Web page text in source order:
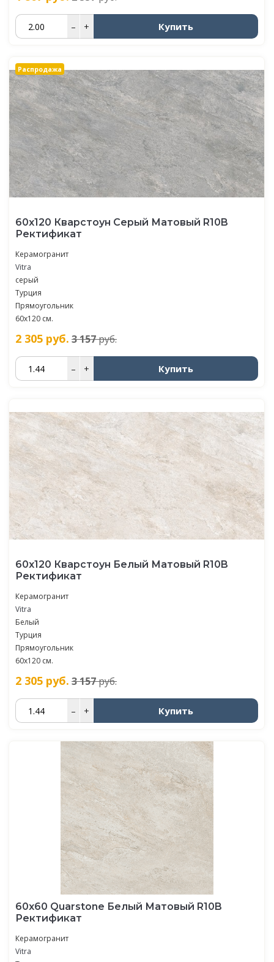
– + Купить
Распродажа
60х120 Кварстоун Серый Матовый R10B
Ректификат
Керамогранит
Vitra
серый
Турция
Прямоугольник
60х120 см.
2 305 руб. 3 157руб.
– + Купить
60х120 Кварстоун Белый Матовый R10B
Ректификат
Керамогранит
Vitra
Белый
Турция
Прямоугольник
60х120 см.
2 305 руб. 3 157руб.
– + Купить
60х60 Quarstone Белый Матовый R10B
Ректификат
Керамогранит
Vitra